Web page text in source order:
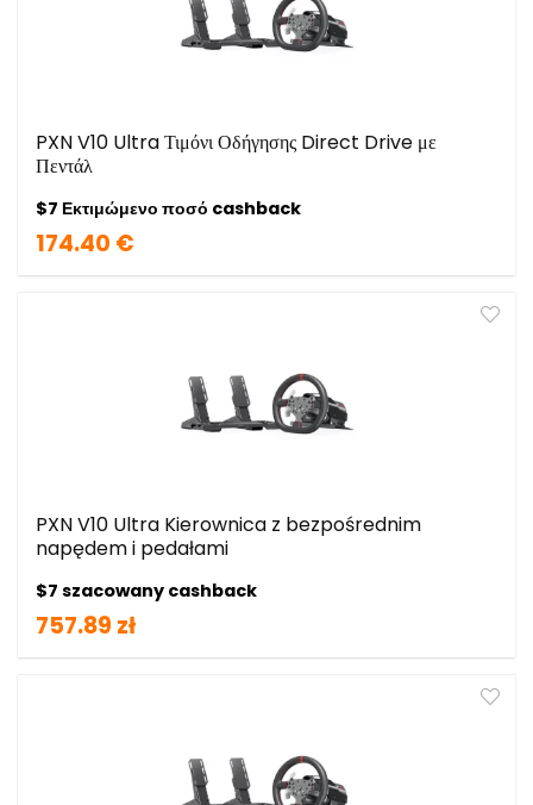
PXN V10 Ultra Τιμόνι Οδήγησης Direct Drive με
Πεντάλ
$7 Εκτιμώμενο ποσό cashback
174.40 €
PXN V10 Ultra Kierownica z bezpośrednim
napędem i pedałami
$7 szacowany cashback
757.89 zł